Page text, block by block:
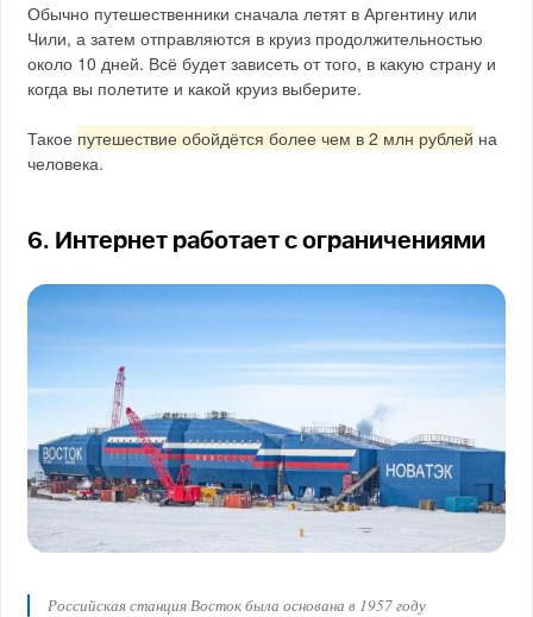
Обычно путешественники сначала летят в Аргентину или
Чили, а затем отправляются в круиз продолжительностью
около 10 дней. Всё будет зависеть от того, в какую страну и
когда вы полетите и какой круиз выберите.
Такое путешествие обойдётся более чем в 2 млн рублей на
человека.
6. Интернет работает с ограничениями
Российская станция Восток была основана в 1957 году